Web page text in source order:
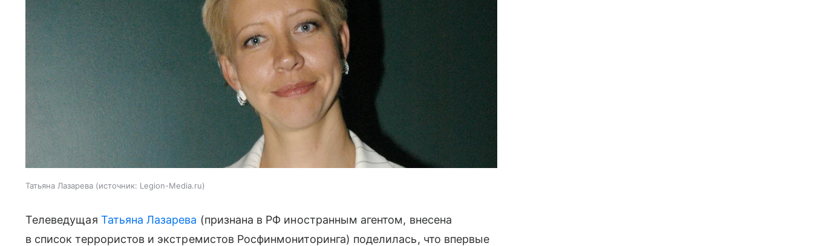
Татьяна Лазарева источник: Legion-Media.ru
Телеведущая Татьяна Лазарева (признана в РФ иностранным агентом, внесена
в список террористов и экстремистов Росфинмониторинга) поделилась, что впервые